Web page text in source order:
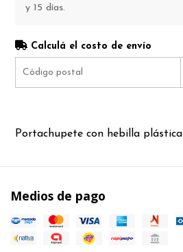
y 15 días.
Calculá el costo de envío
Portachupete con hebilla plástica
Medios de pago